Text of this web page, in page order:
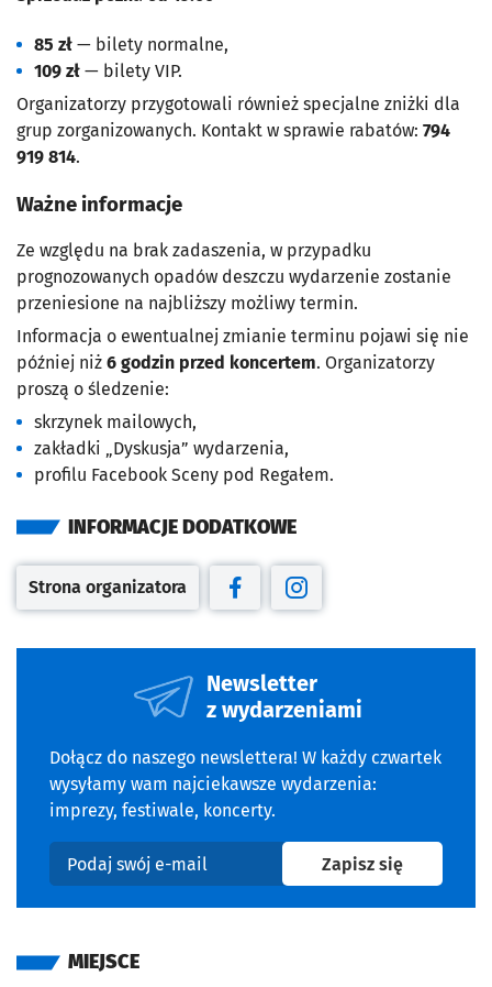
85 zł — bilety normalne,
109 zł — bilety VIP.
Organizatorzy przygotowali również specjalne zniżki dla
grup zorganizowanych. Kontakt w sprawie rabatów: 794
919 814.
Ważne informacje
Ze względu na brak zadaszenia, w przypadku
prognozowanych opadów deszczu wydarzenie zostanie
przeniesione na najbliższy możliwy termin.
Informacja o ewentualnej zmianie terminu pojawi się nie
później niż 6 godzin przed koncertem. Organizatorzy
proszą o śledzenie:
skrzynek mailowych,
zakładki „Dyskusja” wydarzenia,
profilu Facebook Sceny pod Regałem.
INFORMACJE DODATKOWE
Otwiera się w nowej karcie
Strona organizatora
Otwiera się w nowej karcie
Otwiera się w nowej
Newsletter
z wydarzeniami
Dołącz do naszego newslettera! W każdy czwartek
wysyłamy wam najciekawsze wydarzenia:
imprezy, festiwale, koncerty.
Podaj swój e-mail
Zapisz sięna
MIEJSCE